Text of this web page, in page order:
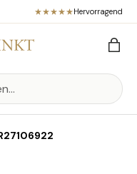
Hervorragend